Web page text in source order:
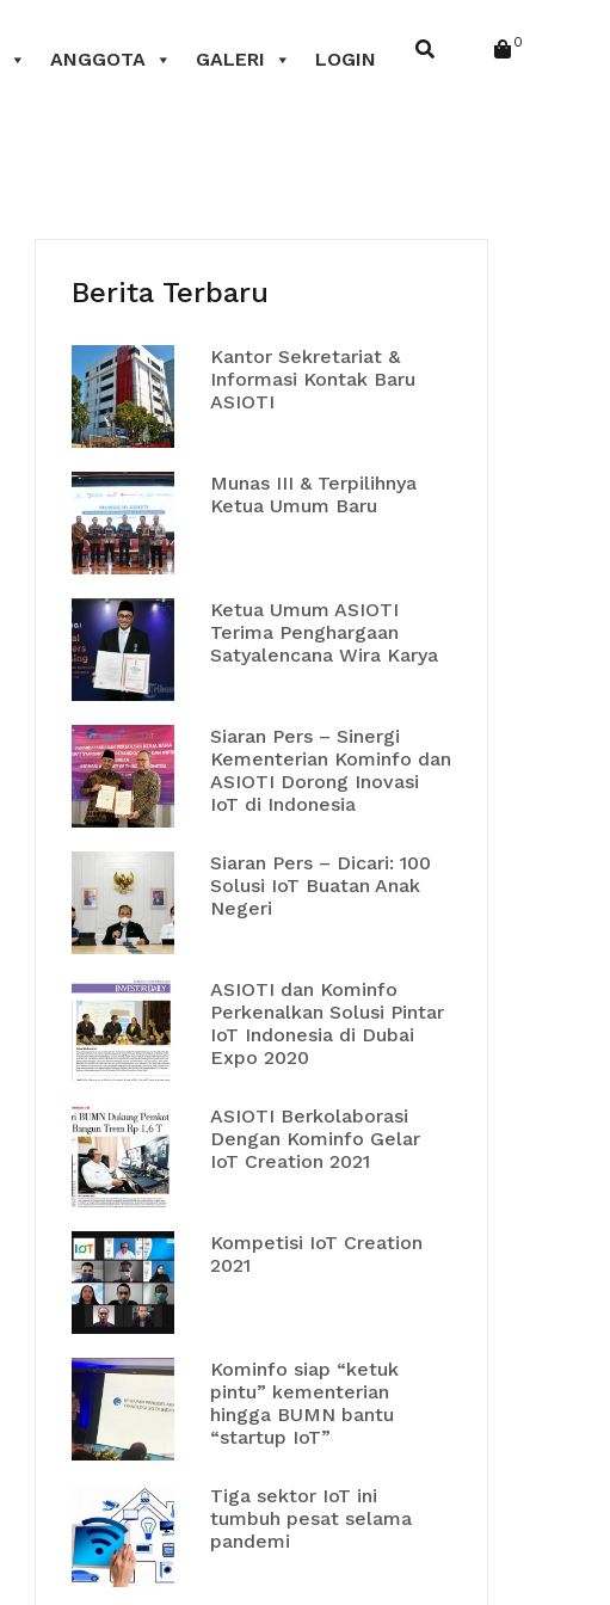
ANGGOTA GALERI LOGIN
0
Berita Terbaru
Kantor Sekretariat &
Informasi Kontak Baru
ASIOTI
Munas III & Terpilihnya
Ketua Umum Baru
Ketua Umum ASIOTI
Terima Penghargaan
Satyalencana Wira Karya
Siaran Pers – Sinergi
Kementerian Kominfo dan
ASIOTI Dorong Inovasi
IoT di Indonesia
Siaran Pers – Dicari: 100
Solusi IoT Buatan Anak
Negeri
ASIOTI dan Kominfo
Perkenalkan Solusi Pintar
IoT Indonesia di Dubai
Expo 2020
ASIOTI Berkolaborasi
Dengan Kominfo Gelar
IoT Creation 2021
Kompetisi IoT Creation
2021
Kominfo siap “ketuk
pintu” kementerian
hingga BUMN bantu
“startup IoT”
Tiga sektor IoT ini
tumbuh pesat selama
pandemi